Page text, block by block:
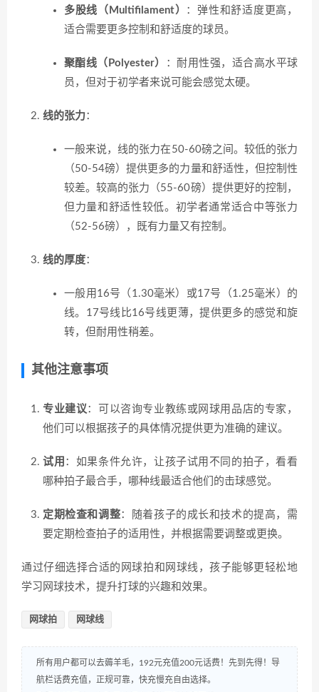
多股线（Multifilament）
：弹性和舒适度更高，
适合需要更多控制和舒适度的球员。
聚酯线（Polyester）
：耐用性强，适合高水平球
员，但对于初学者来说可能会感觉太硬。
线的张力：
一般来说，线的张力在50-60磅之间。较低的张力
（50-54磅）提供更多的力量和舒适性，但控制性
较差。较高的张力（55-60磅）提供更好的控制，
但力量和舒适性较低。初学者通常适合中等张力
（52-56磅），既有力量又有控制。
线的厚度：
一般用16号（1.30毫米）或17号（1.25毫米）的
线。17号线比16号线更薄，提供更多的感觉和旋
转，但耐用性稍差。
其他注意事项
专业建议 ：可以咨询专业教练或网球用品店的专家，
他们可以根据孩子的具体情况提供更为准确的建议。
试用 ：如果条件允许，让孩子试用不同的拍子，看看
哪种拍子最合手，哪种线最适合他们的击球感觉。
定期检查和调整：随着孩子的成长和技术的提高，需
要定期检查拍子的适用性，并根据需要调整或更换。
通过仔细选择合适的网球拍和网球线，孩子能够更轻松地
学习网球技术，提升打球的兴趣和效果。
网球拍 网球线
所有用户都可以去薅羊毛，192元充值200元话费！先到先得！导
航栏话费充值，正规可靠，快充慢充自由选择。